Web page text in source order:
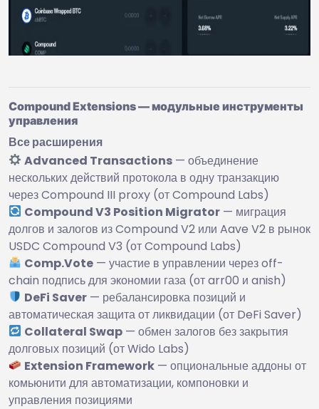
Compound Extensions — модульные инструменты
управления
Все расширения
Advanced Transactions — объединение
нескольких действий протокола в одну транзакцию
через Compound III proxy (от Compound Labs)
Compound V3 Position Migrator — миграция
долгов и залогов из Compound V2 или Aave V2 в рынок
USDC Compound V3 (от Compound Labs)
Comp.Vote — участие в управлении через off-
chain подпись для экономии газа (от arr00 и anish)
DeFi Saver — ребалансировка позиций и
автоматическая защита от ликвидации (от DeFi Saver)
Collateral Swap — обмен залогов без закрытия
долговых позиций (от Wido Labs)
Extension Framework — опциональные аддоны от
комьюнити для автоматизации, компоновки и
управления позициями